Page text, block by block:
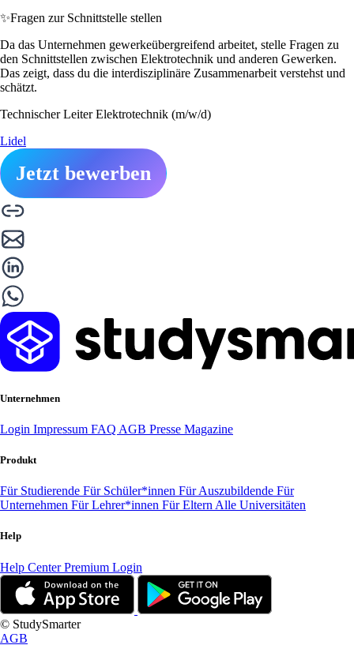
✨Fragen zur Schnittstelle stellen
Da das Unternehmen gewerkeübergreifend arbeitet, stelle Fragen zu
den Schnittstellen zwischen Elektrotechnik und anderen Gewerken.
Das zeigt, dass du die interdisziplinäre Zusammenarbeit verstehst und
schätzt.
Technischer Leiter Elektrotechnik (m/w/d)
Lidel
Jetzt bewerben
Unternehmen
Login Impressum FAQ AGB Presse Magazine
Produkt
Für Studierende Für Schüler*innen Für Auszubildende Für
Unternehmen Für Lehrer*innen Für Eltern Alle Universitäten
Help
Help CenterPremium Login
© StudySmarter
AGB